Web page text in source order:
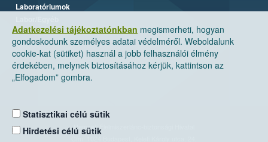
Adatkezelési tájékoztatónkban megismerheti, hogyan
gondoskodunk személyes adatai védelméről. Weboldalunk
cookie-kat (sütiket) használ a jobb felhasználói élmény
érdekében, melynek biztosításához kérjük, kattintson az
„Elfogadom” gombra.
Statisztikai célú sütik
Hirdetési célú sütik
Laboratóriumok
Nemzeti Élelmiszerlánc-biztonsági Hivatal